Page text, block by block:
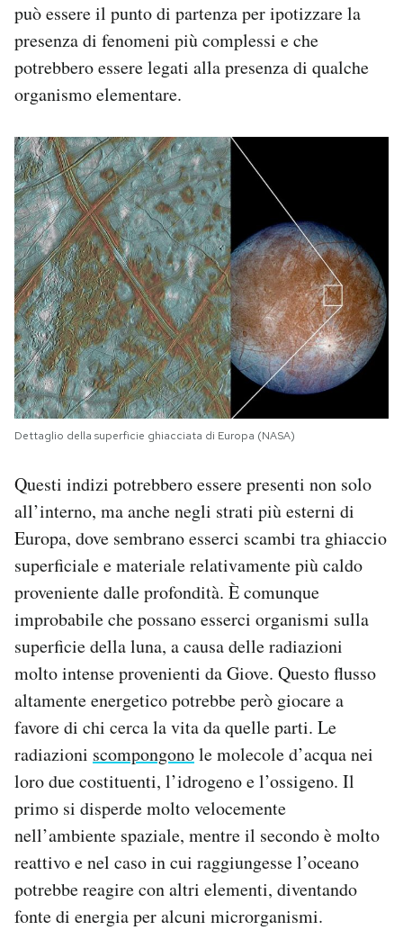
può essere il punto di partenza per ipotizzare la
presenza di fenomeni più complessi e che
potrebbero essere legati alla presenza di qualche
organismo elementare.
Dettaglio della superficie ghiacciata di Europa (NASA)
Questi indizi potrebbero essere presenti non solo
all’interno, ma anche negli strati più esterni di
Europa, dove sembrano esserci scambi tra ghiaccio
superficiale e materiale relativamente più caldo
proveniente dalle profondità. È comunque
improbabile che possano esserci organismi sulla
superficie della luna, a causa delle radiazioni
molto intense provenienti da Giove. Questo flusso
altamente energetico potrebbe però giocare a
favore di chi cerca la vita da quelle parti. Le
radiazioni scompongonole molecole d’acqua nei
loro due costituenti, l’idrogeno e l’ossigeno. Il
primo si disperde molto velocemente
nell’ambiente spaziale, mentre il secondo è molto
reattivo e nel caso in cui raggiungesse l’oceano
potrebbe reagire con altri elementi, diventando
fonte di energia per alcuni microrganismi.